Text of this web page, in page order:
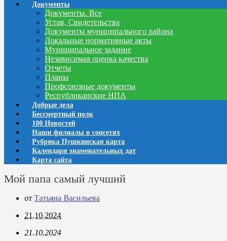
Документы
Документы. Все
Устав, Свидетельства
Документы муниципального района
Локальные нормативные акты
Муниципальное задание
Независимая оценка качества
Отчеты
Планы
Профсоюзные документы
Республиканские НПА
Добрые дела
Бессмертный полк
100 Новостей
Наши филиалы в соцсетях
Рубрика Пушкинская карта
Календари знаменательных дат
Карта сайта
Мой папа самый лучший
от Татьяна Васильева
21.10.2024
21.10.2024